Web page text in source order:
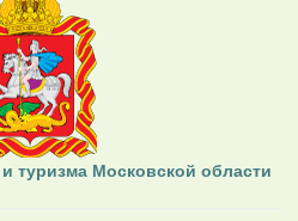
туризма Московской области